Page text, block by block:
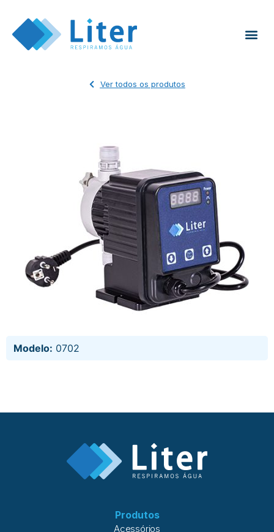
Ver todos os produtos
Modelo: 0702
Produtos
Acessórios